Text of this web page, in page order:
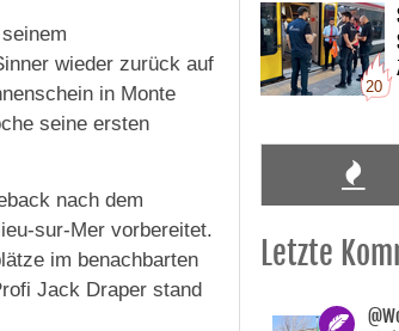
wieder zurück auf
in Monte
seine ersten
nach dem
sur-Mer vorbereitet.
im benachbarten
Jack Draper stand
20
Letzte